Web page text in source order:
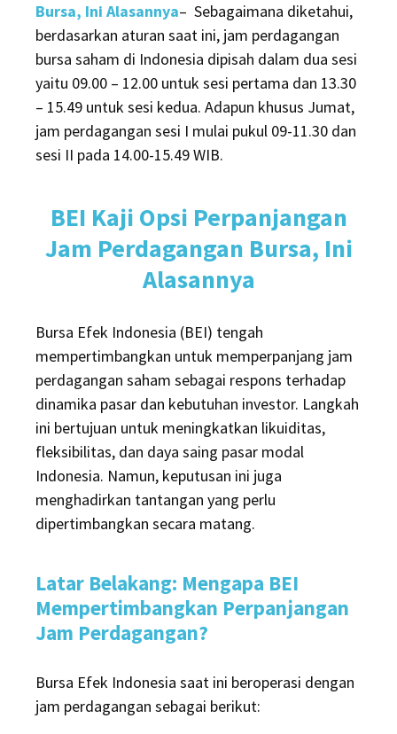
Bursa, Ini Alasannya– Sebagaimana diketahui,
berdasarkan aturan saat ini, jam perdagangan
bursa saham di Indonesia dipisah dalam dua sesi
yaitu 09.00 – 12.00 untuk sesi pertama dan 13.30
– 15.49 untuk sesi kedua. Adapun khusus Jumat,
jam perdagangan sesi I mulai pukul 09-11.30 dan
sesi II pada 14.00-15.49 WIB.
BEI Kaji Opsi Perpanjangan
Jam Perdagangan Bursa, Ini
Alasannya
Bursa Efek Indonesia (BEI) tengah
mempertimbangkan untuk memperpanjang jam
perdagangan saham sebagai respons terhadap
dinamika pasar dan kebutuhan investor. Langkah
ini bertujuan untuk meningkatkan likuiditas,
fleksibilitas, dan daya saing pasar modal
Indonesia. Namun, keputusan ini juga
menghadirkan tantangan yang perlu
dipertimbangkan secara matang.
Latar Belakang: Mengapa BEI
Mempertimbangkan Perpanjangan
Jam Perdagangan?
Bursa Efek Indonesia saat ini beroperasi dengan
jam perdagangan sebagai berikut: